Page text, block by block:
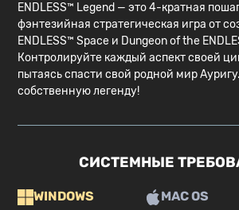
ENDLESS™ Legend — это 4-кратная
фэнтезийная стратегическая игра от
ENDLESS™ Space и Dungeon of the
Контролируйте каждый аспект своей
пытаясь спасти свой родной мир
собственную легенду!
СИСТЕМНЫЕ
WINDOWS MAC OS